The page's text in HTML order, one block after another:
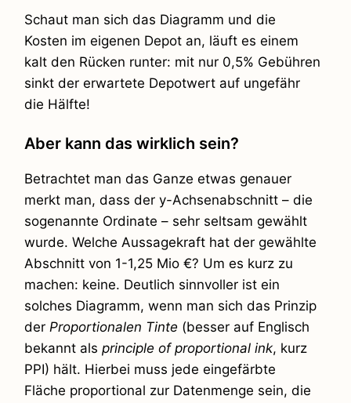
Schaut man sich das Diagramm und die
Kosten im eigenen Depot an, läuft es einem
kalt den Rücken runter: mit nur 0,5% Gebühren
sinkt der erwartete Depotwert auf ungefähr
die Hälfte!
Aber kann das wirklich sein?
Betrachtet man das Ganze etwas genauer
merkt man, dass der y-Achsenabschnitt – die
sogenannte Ordinate – sehr seltsam gewählt
wurde. Welche Aussagekraft hat der gewählte
Abschnitt von 1-1,25 Mio €? Um es kurz zu
machen: keine. Deutlich sinnvoller ist ein
solches Diagramm, wenn man sich das Prinzip
der Proportionalen Tinte (besser auf Englisch
bekannt als principle of proportional ink, kurz
PPI) hält. Hierbei muss jede eingefärbte
Fläche proportional zur Datenmenge sein, die